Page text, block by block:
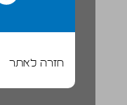
חזרה לאתר